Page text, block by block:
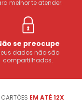
melhor te atender.
se preocupe
dados não são
compartilhados.
EM ATÉ 12X